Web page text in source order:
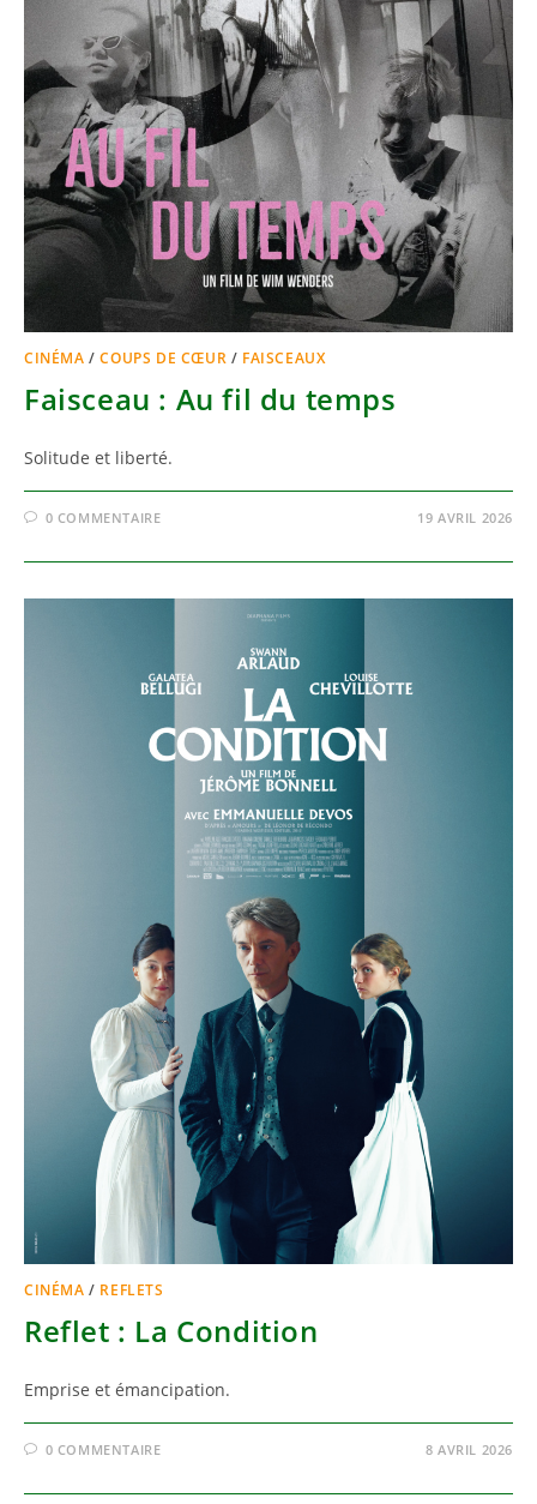
CINÉMA /COUPS DE CŒUR / FAISCEAUX
Faisceau : Au fil du temps
Solitude et liberté.
0 COMMENTAIRE 19 AVRIL 2026
CINÉMA / REFLETS
Reflet : La Condition
Emprise et émancipation.
0 COMMENTAIRE 8 AVRIL 2026